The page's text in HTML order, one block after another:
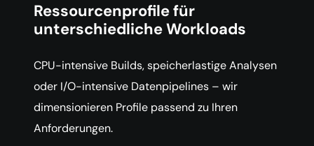
Ressourcenprofile für
unterschiedliche Workloads
CPU-intensive Builds, speicherlastige Analysen
oder I/O-intensive Datenpipelines – wir
dimensionieren Profile passend zu Ihren
Anforderungen.